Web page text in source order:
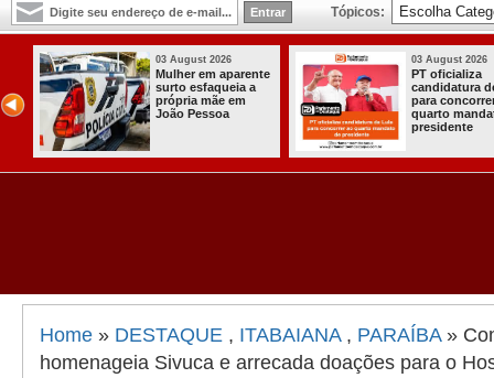
Tópicos:
03 August 2026
PT oficializa
candidatura de Lula
para concorrer ao
quarto mandato de
presidente
03 August 2026
Efraim Filho
anuncia Nayana
Pontes, esposa do
Cabo Gilberto,
como vice na
disputa ao
da Paraíba
Home » DESTAQUE , ITABAIANA, PARAÍBA»
homenageia Sivuca e arrecada doações para o